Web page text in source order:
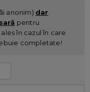
anonim) dar
pentru
în cazul în care
completate!